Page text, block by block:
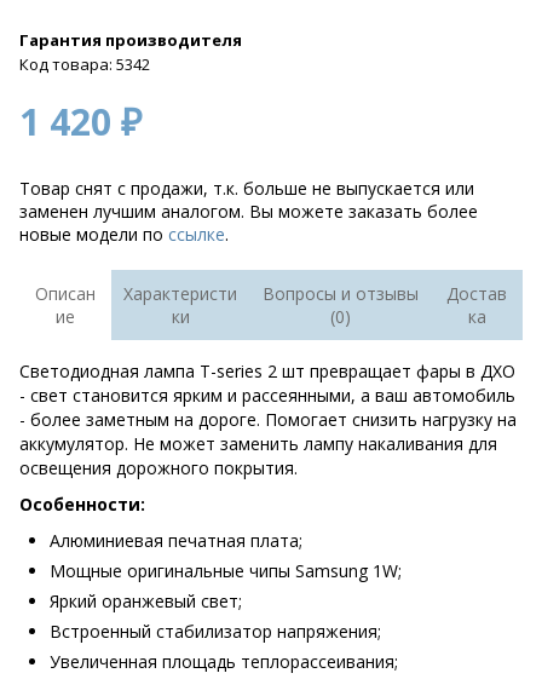
Гарантия производителя
Код товара: 5342
1 420 ₽
Товар снят с продажи, т.к. больше не выпускается или
заменен лучшим аналогом. Вы можете заказать более
новые модели по ссылке.
Описан
ие
Характеристи
ки
Вопросы и отзывы
(0)
Достав
ка
Светодиодная лампа T-series 2 шт превращает фары в ДХО
- свет становится ярким и рассеянными, а ваш автомобиль
- более заметным на дороге. Помогает снизить нагрузку на
аккумулятор. Не может заменить лампу накаливания для
освещения дорожного покрытия.
Особенности:
Алюминиевая печатная плата;
Мощные оригинальные чипы Samsung 1W;
Яркий оранжевый свет;
Встроенный стабилизатор напряжения;
Увеличенная площадь теплорассеивания;